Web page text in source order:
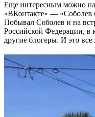
Еще интересным можно
«ВКонтакте» — «Соболев
Побывал Соболев и на
Российской Федерации, в
другие блогеры. И это все